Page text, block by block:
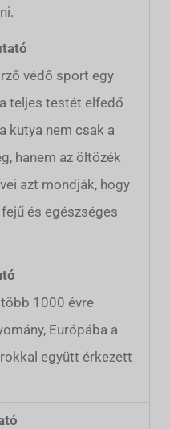
védő sport egy
teljes testét elfedő
kutya nem csak a
hanem az öltözék
azt mondják, hogy
és egészséges
1000 évre
Európába a
együtt érkezett